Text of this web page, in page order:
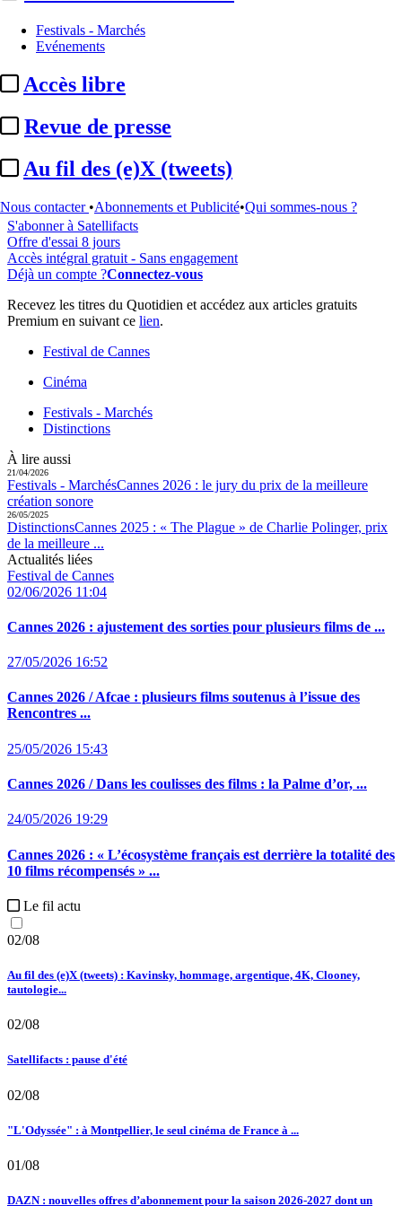
Festivals - Marchés
Evénements
Accès libre
Revue de presse
Au fil des (e)X (tweets)
Nous contacter •Abonnements et Publicité•Qui sommes-nous ?
...
Cet article est réservé à nos abonnés
Pour accéder à cet article, à l'ensemble du site, découvrez nos
S'abonner à Satellifacts
Offre d'essai 8 jours
Accès intégral gratuit - Sans engagement
Déjà un compte ?Connectez-vous
Recevez les titres du Quotidien et accédez aux articles gratuits
Premium en suivant ce lien.
Festival de Cannes
Cinéma
Festivals - Marchés
Distinctions
À lire aussi
21/04/2026
Festivals - MarchésCannes 2026 : le jury du prix de la meilleure
création sonore
26/05/2025
DistinctionsCannes 2025 : « The Plague » de Charlie Polinger, prix
de la meilleure ...
Actualités liées
Festival de Cannes
02/06/2026 11:04
Cannes 2026 : ajustement des sorties pour plusieurs films de ...
27/05/2026 16:52
Cannes 2026 / Afcae : plusieurs films soutenus à l’issue des
Rencontres ...
25/05/2026 15:43
Cannes 2026 / Dans les coulisses des films : la Palme d’or, ...
24/05/2026 19:29
Cannes 2026 : « L’écosystème français est derrière la totalité des
10 films récompensés » ...
Le fil actu
02/08
Au fil des (e)X (tweets) : Kavinsky, hommage, argentique, 4K, Clooney,
tautologie...
02/08
Satellifacts : pause d'été
02/08
"L'Odyssée" : à Montpellier, le seul cinéma de France à ...
01/08
DAZN : nouvelles offres d’abonnement pour la saison 2026-2027 dont un